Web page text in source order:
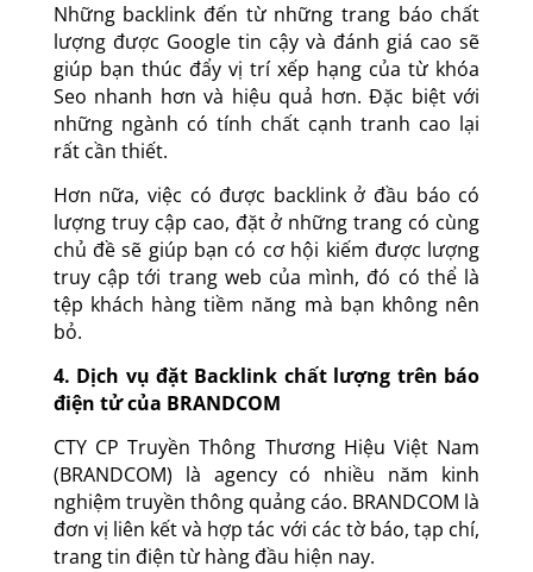
Những backlink đến từ những trang báo chất
lượng được Google tin cậy và đánh giá cao sẽ
giúp bạn thúc đẩy vị trí xếp hạng của từ khóa
Seo nhanh hơn và hiệu quả hơn. Đặc biệt với
những ngành có tính chất cạnh tranh cao lại
rất cần thiết.
Hơn nữa, việc có được backlink ở đầu báo có
lượng truy cập cao, đặt ở những trang có cùng
chủ đề sẽ giúp bạn có cơ hội kiếm được lượng
truy cập tới trang web của mình, đó có thể là
tệp khách hàng tiềm năng mà bạn không nên
bỏ.
4. Dịch vụ đặt Backlink chất lượng trên báo
điện tử của BRANDCOM
CTY CP Truyền Thông Thương Hiệu Việt Nam
(BRANDCOM) là agency có nhiều năm kinh
nghiệm truyền thông quảng cáo. BRANDCOM là
đơn vị liên kết và hợp tác với các tờ báo, tạp chí,
trang tin điện từ hàng đầu hiện nay.